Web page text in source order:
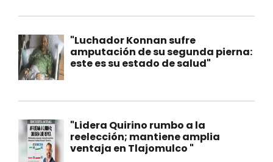
"Luchador Konnan sufre
amputación de su segunda pierna:
este es su estado de salud"
"Lidera Quirino rumbo a la
reelección; mantiene amplia
ventaja en Tlajomulco "